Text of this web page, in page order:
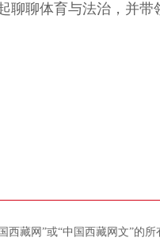
聊聊体育与法治，并带
西藏网”或“中国西藏网文”的